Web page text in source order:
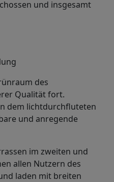
und insgesamt
des
Qualität fort.
dem lichtdurchfluteten
und anregende
im zweiten und
allen Nutzern des
laden mit breiten